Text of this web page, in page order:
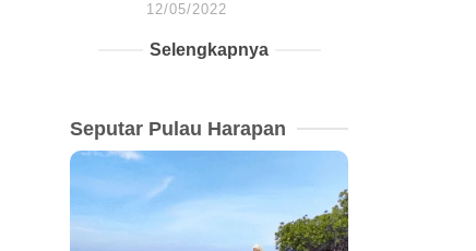
12/05/2022
Selengkapnya
Seputar Pulau Harapan